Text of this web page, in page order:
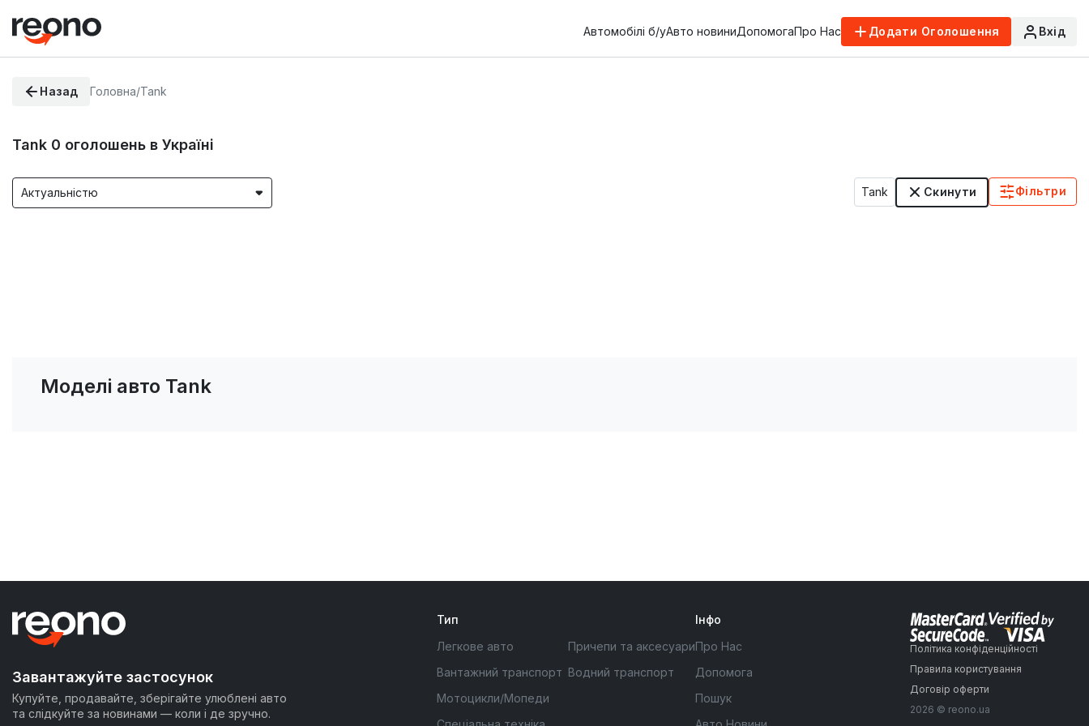
Автомобілі б/уАвто новиниДопомогаПро Нас Додати Оголошення Вхід
Назад Головна/Tank
Tank 0 оголошень в Україні
Актуальністю Tank Скинути Фільтри
Моделі авто Tank
Завантажуйте застосунок
Купуйте, продавайте, зберігайте улюблені авто
та слідкуйте за новинами — коли і де зручно.
Тип
Легкове авто
Вантажний транспорт
Мотоцикли/Мопеди
Причепи та аксесуари
Водний транспорт
Інфо
Про Нас
Допомога
Пошук
Політика конфіденційності
Правила користування
Договір оферти
2026 © reono.ua